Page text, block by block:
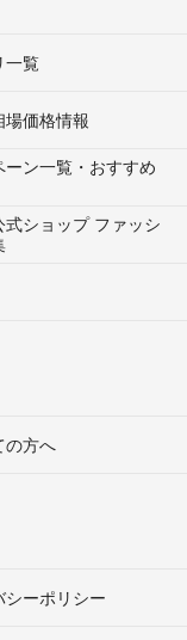
一覧
場価格情報
ーン一覧・おすすめ
式ショップ ファッシ
の方へ
シーポリシー